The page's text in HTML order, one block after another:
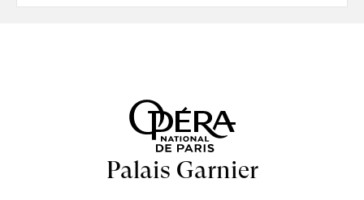
Palais Garnier